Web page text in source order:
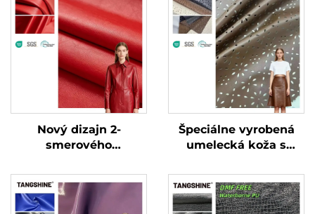
Nový dizajn 2-
smerového
materiálu pre
oblečenie, špeciálne
vyrobená umelecká
Špeciálne vyrobená
umelecká koža s
štruktúrou pre
oblečenie a bundy